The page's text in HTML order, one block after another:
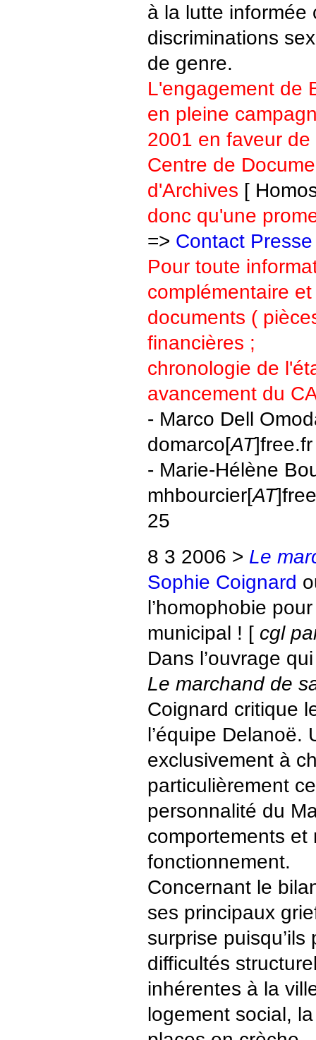
à la lutte informée
discriminations
de genre.
L'engagement de
en pleine
2001 en faveur
Centre de
d'Archives [
donc qu'une
=> Contact Presse
Pour toute
complémentaire
documents (
financières ;
chronologie de
avancement du
- Marco Dell
domarco[AT
- Marie-Hélène
mhbourcier[AT
25
8 3 2006 > Le
Sophie Coignard
l’homophobie
municipal ! [ cgl
Dans l’ouvrage
Le marchand de
Coignard critique
l’équipe Delanoë.
exclusivement à
particulièrement
personnalité du
comportements et
fonctionnement.
Concernant le
ses principaux
surprise
difficultés
inhérentes à la
logement social,